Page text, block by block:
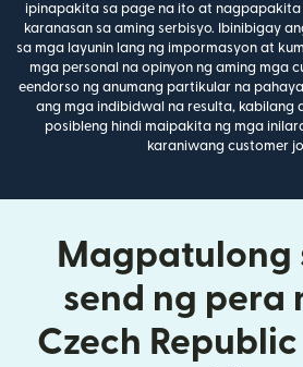
ipinapakita sa page na ito at
karanasan sa aming serbisyo. Ibinibigay
sa mga layunin lang ng impormasyon at
mga personal na opinyon ng aming mga
eendorso ng anumang partikular na
ang mga indibidwal na resulta, kabilang
posibleng hindi maipakita ng mga
karaniwang customer
Magpatulong
send ng pera
Czech